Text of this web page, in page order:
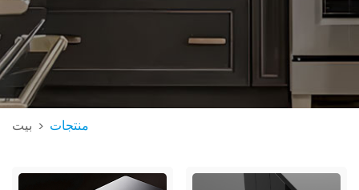
بيت > منتجات